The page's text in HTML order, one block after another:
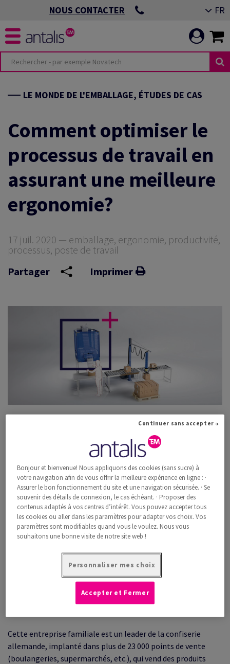
NOUS CONTACTER FR
LE MONDE DE L'EMBALLAGE, ÉTUDES DE CAS
Comment optimiser le
processus de travail en
assurant une meilleure
ergonomie?
17 juil. 2020 — emballage, ergonomie, productivité,
processus, poste de travail
Partager
Imprimer
Un grand distributeur de produits de confiserie souhaitait
optimiser la gestion de ses postes de travail et améliorer sa
productivité pour s'adapter à l'augmentation de ses
commandes.
Le défi du client
Cette entreprise familiale est un leader de la confiserie
allemande, implanté dans plus de 23 000 points de vente
(boulangeries, supermarchés, etc.), qui vend des produits
Bonjour et bienvenue! Nous appliquons des cookies (sans sucre) à
votre navigation afin de vous offrir la meilleure expérience en ligne : ·
Assurer le bon fonctionnement du site et une navigation sécurisée. · Se
souvenir des détails de connexion, le cas échéant. · Proposer des
contenus adaptés à vos centres d’intérêt. Vous pouvez accepter tous
les cookies ou aller dans les paramètres pour adapter vos choix. Vos
paramètres sont modifiables quand vous le voulez. Nous vous
souhaitons une bonne visite de notre site web !
Personnaliser mes choix
Continuer sans accepter →
Accepter et Fermer